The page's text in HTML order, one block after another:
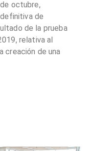
octubre,
de
de la prueba
relativa al
creación de una